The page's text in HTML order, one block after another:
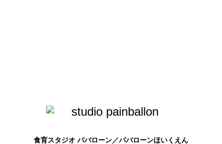
食育スタジオ パバローン／パバローンほいくえん